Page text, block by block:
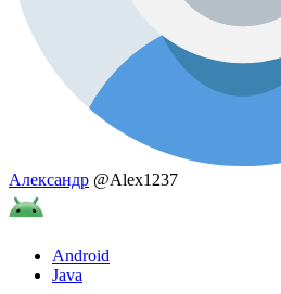
Александр @Alex1237
Android
Java